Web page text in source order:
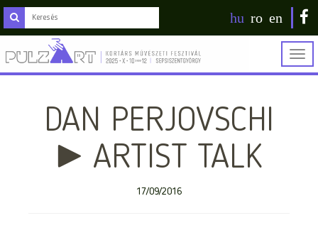
hu ro en
DAN PERJOVSCHI
► ARTIST TALK
17/09/2016